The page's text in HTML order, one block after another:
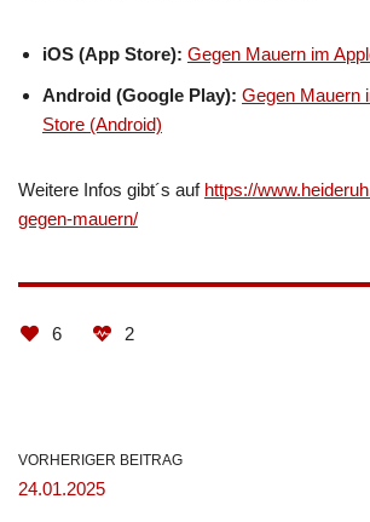
iOS (App Store): Gegen Mauern im
Android (Google Play): Gegen Mauern
Store (Android)
Weitere Infos gibt´s auf https://
gegen-mauern/
6 2
VORHERIGER BEITRAG
24.01.2025